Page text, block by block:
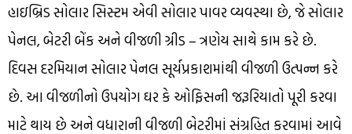
હાઇબ્રિડ સોલાર સિસ્ટમ એવી સોલાર પાવર વ્યવસ્થા છે, જે સોલાર
પેનલ, બેટરી બેંક અને વીજળી ગ્રીડ – ત્રણેય સાથે કામ કરે છે.
દિવસ દરમિયાન સોલાર પેનલ સૂર્યપ્રકાશમાંથી વીજળી ઉત્પન્ન કરે
છે. આ વીજળીનો ઉપયોગ ઘર કે ઓફિસની જરૂરિયાતો પૂરી કરવા
માટે થાય છે અને વધારાની વીજળી બેટરીમાં સંગ્રહિત કરવામાં આવે